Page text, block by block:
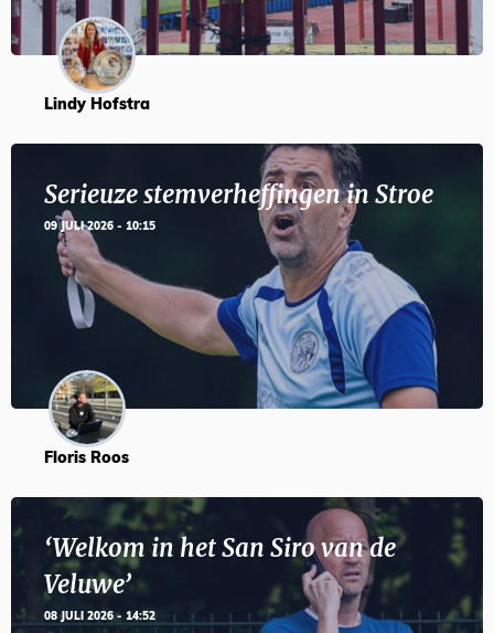
Lindy Hofstra
Serieuze stemverheffingen in Stroe
09 JULI 2026 - 10:15
Floris Roos
‘Welkom in het San Siro van de
Veluwe’
08 JULI 2026 - 14:52